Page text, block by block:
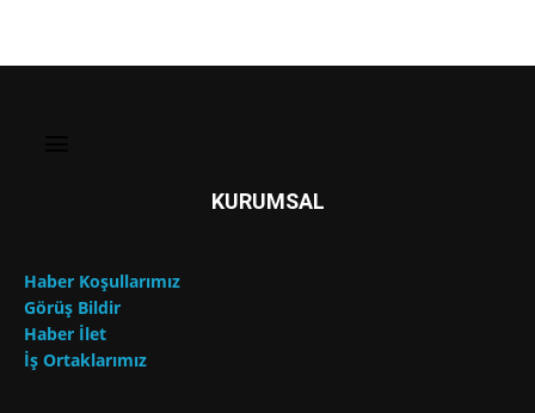
KURUMSAL
Haber Koşullarımız
Görüş Bildir
Haber İlet
İş Ortaklarımız